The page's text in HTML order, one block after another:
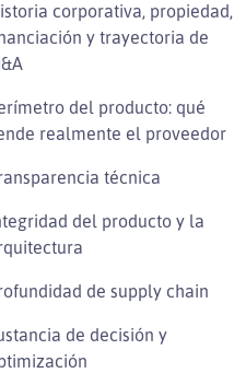
corporativa, propiedad,
y trayectoria de
del producto: qué
realmente el proveedor
técnica
del producto y la
de supply chain
de decisión y